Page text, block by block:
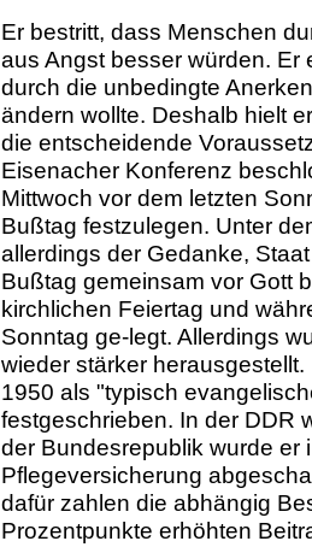
Er bestritt, dass Menschen
aus Angst besser würden.
durch die unbedingte
ändern wollte. Deshalb hielt
die entscheidende
Eisenacher Konferenz
Mittwoch vor dem letzten
Bußtag festzulegen. Unter
allerdings der Gedanke,
Bußtag gemeinsam vor Gott
kirchlichen Feiertag und
Sonntag ge-legt. Allerdings
wieder stärker
1950 als "typisch
festgeschrieben. In der DDR
der Bundesrepublik wurde er
Pflegeversicherung
dafür zahlen die abhängig
Prozentpunkte erhöhten